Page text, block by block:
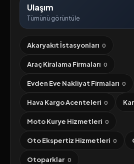
Ulaşım
Tümünü görüntüle
Akaryakıt İstasyonları 0
Araç Kiralama Firmaları 0
Evden Eve Nakliyat Firmaları 0
Hava Kargo Acenteleri 0
Moto Kurye Hizmetleri 0
Oto Ekspertiz Hizmetleri 0
Otoparklar 0